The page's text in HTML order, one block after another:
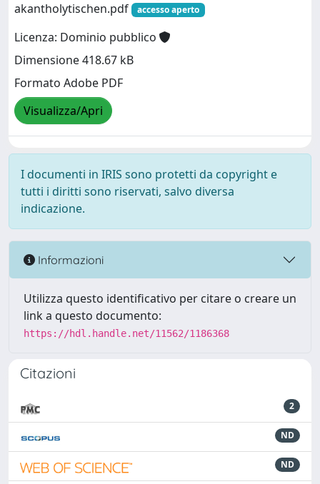
akantholytischen.pdf
accesso aperto
Licenza: Dominio pubblico
Dimensione 418.67 kB
Formato Adobe PDF
Visualizza/Apri
I documenti in IRIS sono protetti da copyright e
tutti i diritti sono riservati, salvo diversa
indicazione.
Informazioni
Utilizza questo identificativo per citare o creare un
link a questo documento:
https://hdl.handle.net/11562/1186368
Citazioni
2
ND
ND